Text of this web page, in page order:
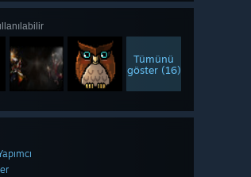
Tümünü
göster (16)